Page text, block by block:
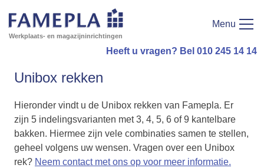
Werkplaats- en magazijninrichtingen
Menu
Heeft u vragen? Bel 010 245 14 14
Unibox rekken
Hieronder vindt u de Unibox rekken van Famepla. Er
zijn 5 indelingsvarianten met 3, 4, 5, 6 of 9 kantelbare
bakken. Hiermee zijn vele combinaties samen te stellen,
geheel volgens uw wensen. Vragen over een Unibox
rek? Neem contact met ons op voor meer informatie.